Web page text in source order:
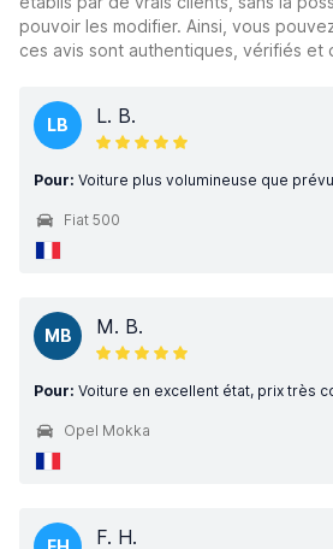
pouvoir les modifier. Ainsi, vous
ces avis sont authentiques, vérifiés et
LB L. B.
Pour: Voiture plus volumineuse que
Fiat 500
MB M. B.
Pour: Voiture en excellent état, prix très
Opel Mokka
F. H.